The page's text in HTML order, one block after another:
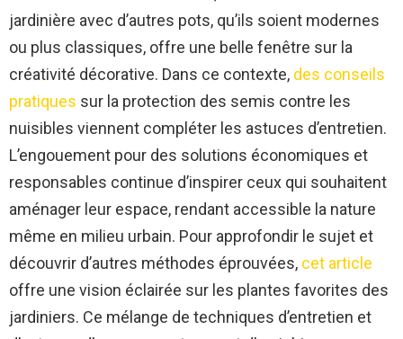
jardinière avec d’autres pots, qu’ils soient modernes
ou plus classiques, offre une belle fenêtre sur la
créativité décorative. Dans ce contexte, des conseils
pratiques sur la protection des semis contre les
nuisibles viennent compléter les astuces d’entretien.
L’engouement pour des solutions économiques et
responsables continue d’inspirer ceux qui souhaitent
aménager leur espace, rendant accessible la nature
même en milieu urbain. Pour approfondir le sujet et
découvrir d’autres méthodes éprouvées, cet article
offre une vision éclairée sur les plantes favorites des
jardiniers. Ce mélange de techniques d’entretien et